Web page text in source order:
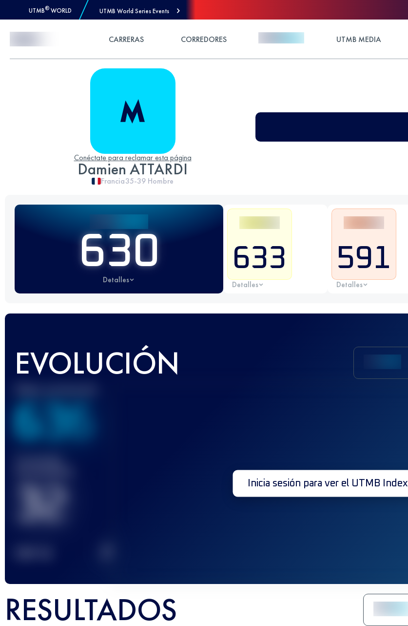
UTMB® WORLD UTMB World Series Events
CARRERAS CORREDORES UTMB MEDIA
Conéctate para reclamar esta página
Damien ATTARDI
Francia35-39 Hombre
630
Detalles
633
Detalles
591
Detalles
EVOLUCIÓN
636
32 Inicia sesión para ver el UTMB Index
RESULTADOS